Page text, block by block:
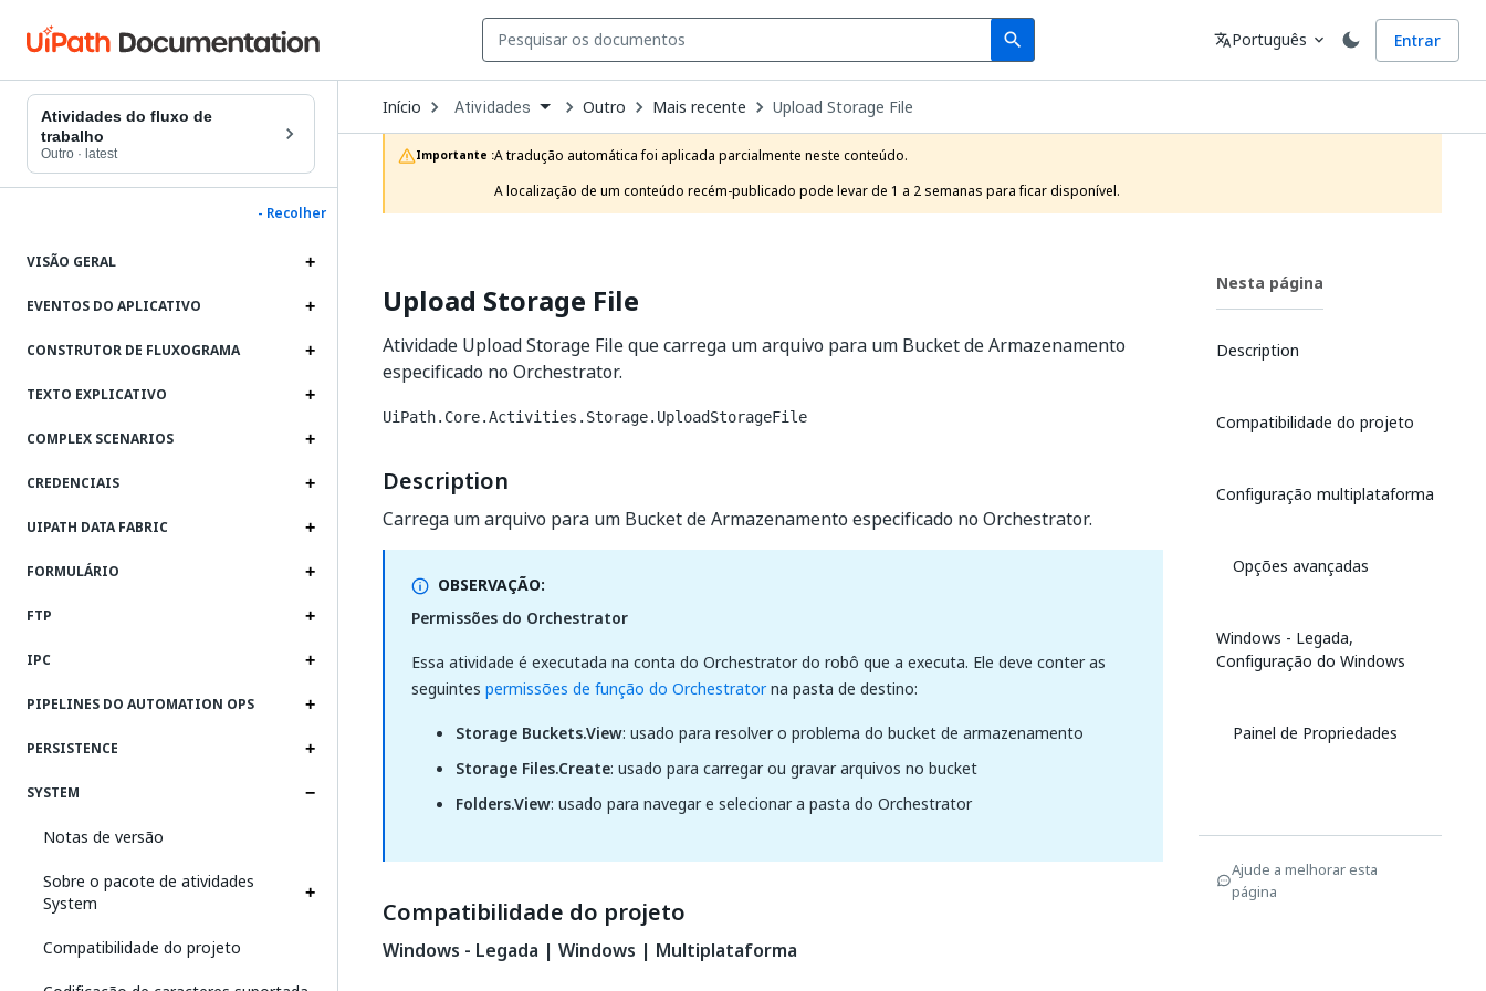
search
Search Idioma
translatePortuguês expand_more Entrar
Atividades do fluxo de
trabalho
Outro · latest
- Recolher
VISÃO GERAL
EVENTOS DO APLICATIVO
CONSTRUTOR DE FLUXOGRAMA
TEXTO EXPLICATIVO
COMPLEX SCENARIOS
CREDENCIAIS
UIPATH DATA FABRIC
FORMULÁRIO
FTP
IPC
PIPELINES DO AUTOMATION OPS
PERSISTENCE
SYSTEM
Notas de versão
Sobre o pacote de atividades
System
Compatibilidade do projeto
Início Open
Dropdown
to
choose
product
Atividades Outro Mais recente Upload Storage File
Importante :A tradução automática foi aplicada parcialmente neste conteúdo.
A localização de um conteúdo recém-publicado pode levar de 1 a 2 semanas para ficar disponível.
Upload Storage File
Atividade Upload Storage File que carrega um arquivo para um Bucket de Armazenamento
especificado no Orchestrator.
UiPath.Core.Activities.Storage.UploadStorageFile
Description
Carrega um arquivo para um Bucket de Armazenamento especificado no Orchestrator.
OBSERVAÇÃO:
Permissões do Orchestrator
Essa atividade é executada na conta do Orchestrator do robô que a executa. Ele deve conter as
seguintes permissões de função do Orchestratorna pasta de destino:
Storage Buckets.View: usado para resolver o problema do bucket de armazenamento
Storage Files.Create: usado para carregar ou gravar arquivos no bucket
Folders.View: usado para navegar e selecionar a pasta do Orchestrator
Compatibilidade do projeto
Windows - Legada | Windows | Multiplataforma
Nesta página
Description
Compatibilidade do projeto
Configuração multiplataforma
Opções avançadas
Windows - Legada,
Configuração do Windows
Painel de Propriedades
Ajude a melhorar esta
página